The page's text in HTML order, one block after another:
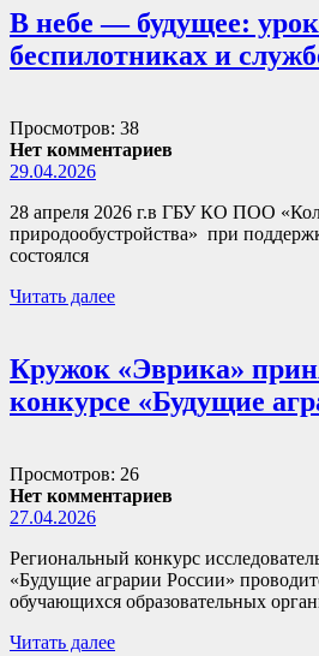
В небе — будущее:
беспилотниках и
Просмотров: 38
Нет комментариев
29.04.2026
28 апреля 2026 г.в ГБУ КО ПОО
природообустройства» при
состоялся
Читать далее
Кружок «Эврика»
конкурсе «Будущие
Просмотров: 26
Нет комментариев
27.04.2026
Региональный конкурс
«Будущие аграрии России»
обучающихся образовательных
Читать далее